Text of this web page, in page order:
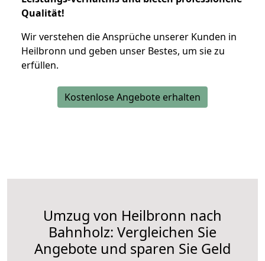
Qualität!
Wir verstehen die Ansprüche unserer Kunden in
Heilbronn und geben unser Bestes, um sie zu
erfüllen.
Kostenlose Angebote erhalten
Umzug von Heilbronn nach
Bahnholz: Vergleichen Sie
Angebote und sparen Sie Geld